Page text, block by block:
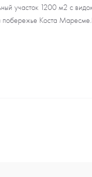
участок 1200 м2 с
Коста